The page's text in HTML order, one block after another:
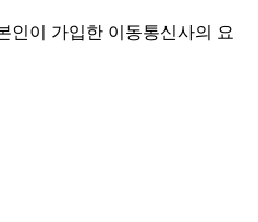
인이 가입한 이동통신사의 요